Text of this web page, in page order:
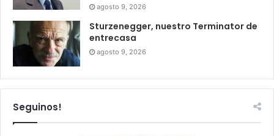
agosto 9, 2026
Sturzenegger, nuestro Terminator de
entrecasa
agosto 9, 2026
Seguinos!